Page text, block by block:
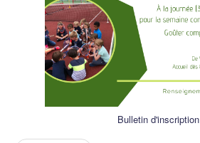
Bulletin d'inscription